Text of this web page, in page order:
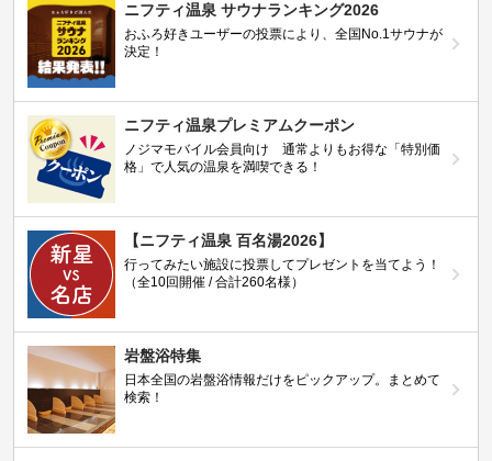
ニフティ温泉 サウナランキング2026
おふろ好きユーザーの投票により、全国No.1サウナが
決定！
ニフティ温泉プレミアムクーポン
ノジマモバイル会員向け 通常よりもお得な「特別価
格」で人気の温泉を満喫できる！
【ニフティ温泉 百名湯2026】
行ってみたい施設に投票してプレゼントを当てよう！
（全10回開催 / 合計260名様）
岩盤浴特集
日本全国の岩盤浴情報だけをピックアップ。まとめて
検索！